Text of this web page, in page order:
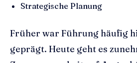
Strategische Planung
Früher war Führung häufig
geprägt. Heute geht es